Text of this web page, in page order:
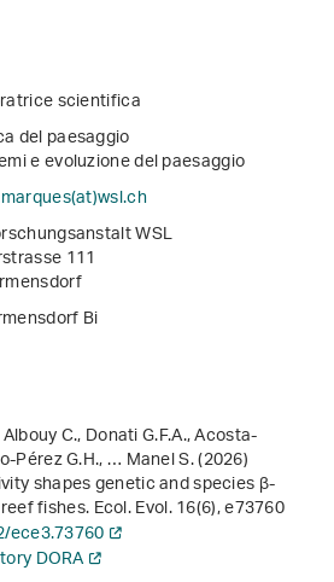
scientifica
del paesaggio
e evoluzione del paesaggio
.ch
WSL
111
Bi
C., Donati G.F.A., Acosta-
Pérez G.H., … Manel S. (2026)
shapes genetic and species β-
fishes. Ecol. Evol.16(6), e73760
ece3.73760
DORA